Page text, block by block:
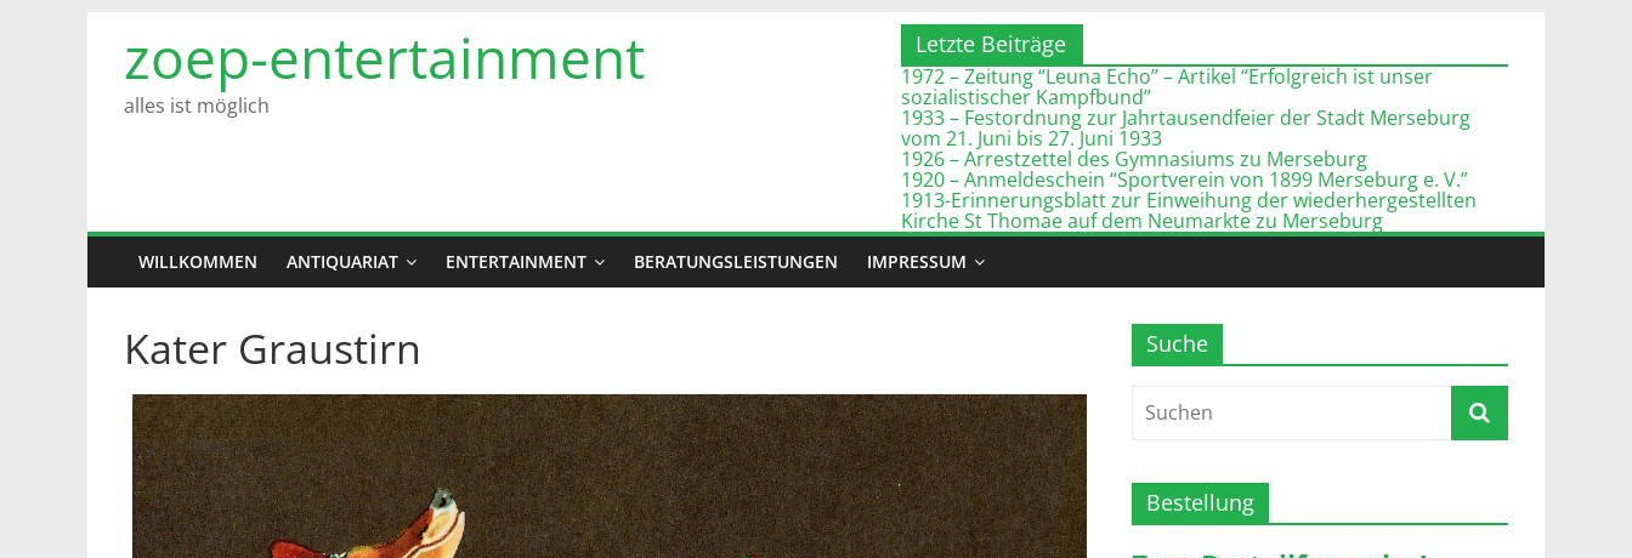
Inhalt
springen
zoep-entertainment
alles ist möglich
Letzte Beiträge
1972 – Zeitung “Leuna Echo” – Artikel “Erfolgreich ist unser
sozialistischer Kampfbund”
1933 – Festordnung zur Jahrtausendfeier der Stadt Merseburg
vom 21. Juni bis 27. Juni 1933
1926 – Arrestzettel des Gymnasiums zu Merseburg
1920 – Anmeldeschein “Sportverein von 1899 Merseburg e. V.”
1913-Erinnerungsblatt zur Einweihung der wiederhergestellten
Kirche St Thomae auf dem Neumarkte zu Merseburg
WILLKOMMEN ANTIQUARIAT ENTERTAINMENT BERATUNGSLEISTUNGEN IMPRESSUM
Kater Graustirn Suche
Bestellung